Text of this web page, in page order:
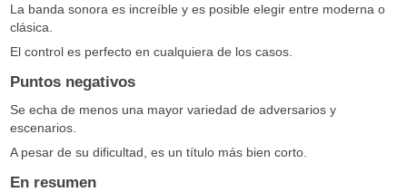
La banda sonora es increíble y es posible elegir entre moderna o
clásica.
El control es perfecto en cualquiera de los casos.
Puntos negativos
Se echa de menos una mayor variedad de adversarios y
escenarios.
A pesar de su dificultad, es un título más bien corto.
En resumen